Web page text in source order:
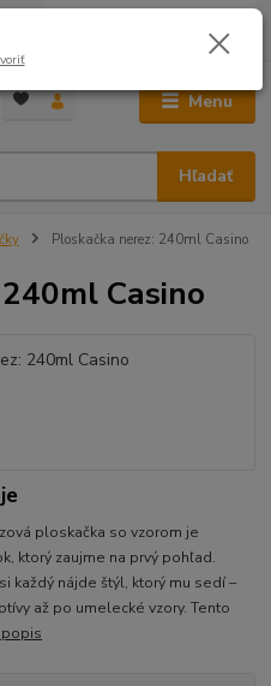
Menu
Hľadať
0,00 €
Ploskačka nerez: 240ml Casino
Casino
ploskačka so vzorom je
ktorý zaujme na prvý pohľad.
každý nájde štýl, ktorý mu sedí –
až po umelecké vzory. Tento